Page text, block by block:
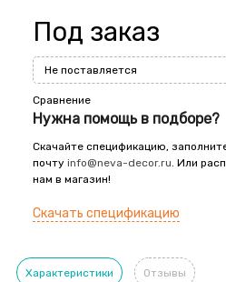
Под заказ
Не поставляется
Сравнение
Нужна помощь в подборе?
Скачайте спецификацию,
почту info@neva-decor.ru. Или
нам в магазин!
Скачать спецификацию
Характеристики Отзывы